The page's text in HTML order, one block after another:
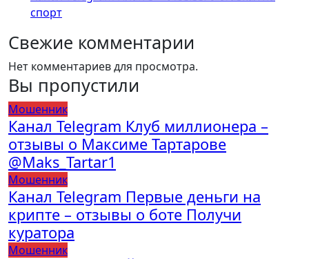
спорт
Свежие комментарии
Нет комментариев для просмотра.
Вы пропустили
Мошенник
Канал Telegram Клуб миллионера –
отзывы о Максиме Тартарове
@Maks_Tartar1
Мошенник
Канал Telegram Первые деньги на
крипте – отзывы о боте Получи
куратора
Мошенник